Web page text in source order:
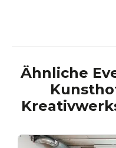
Ähnliche